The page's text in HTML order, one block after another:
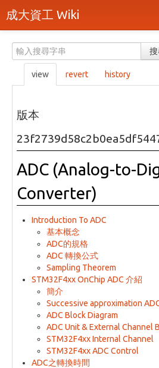
成大資工 Wiki
分類
隨機頁面
最近活動
上傳檔案
頁面原始檔
可列印版本
刪除本頁
登入 / 註冊帳號
view revert history
版本
ADC (Analog-to-
Converter)
Introduction To ADC
基本概念
ADC的規格
ADC 轉換公式
Sampling Theorem
STM32F4xx OnChip ADC 介紹
簡介
Successive approximation
ADC Block Diagram
ADC Unit & External Channel
STM32F4xx Internal Channel
STM32F4xx ADC Control
ADC之轉換時間